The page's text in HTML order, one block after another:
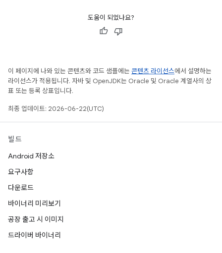
도움이 되었나요?
이 페이지에 나와 있는 콘텐츠와 코드 샘플에는 콘텐츠 라이선스에서 설명하는
라이선스가 적용됩니다. 자바 및 OpenJDK는 Oracle 및 Oracle 계열사의 상
표 또는 등록 상표입니다.
최종 업데이트: 2026-06-22(UTC)
빌드
Android 저장소
요구사항
다운로드
바이너리 미리보기
공장 출고 시 이미지
드라이버 바이너리